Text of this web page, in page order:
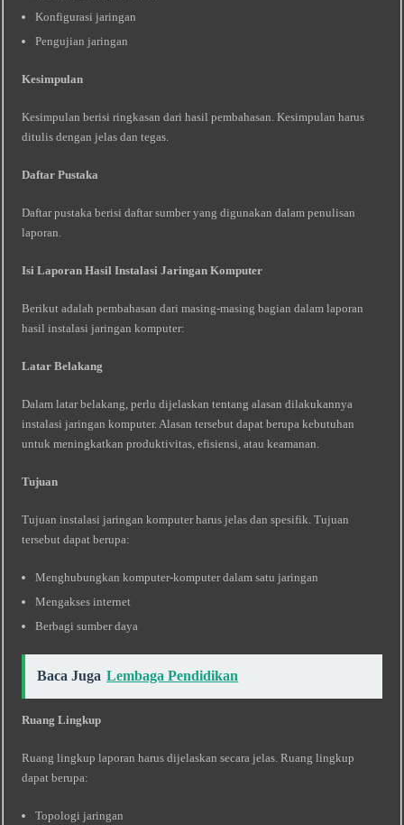
Konfigurasi jaringan
Pengujian jaringan
Kesimpulan
Kesimpulan berisi ringkasan dari hasil pembahasan. Kesimpulan harus
ditulis dengan jelas dan tegas.
Daftar Pustaka
Daftar pustaka berisi daftar sumber yang digunakan dalam penulisan
laporan.
Isi Laporan Hasil Instalasi Jaringan Komputer
Berikut adalah pembahasan dari masing-masing bagian dalam laporan
hasil instalasi jaringan komputer:
Latar Belakang
Dalam latar belakang, perlu dijelaskan tentang alasan dilakukannya
instalasi jaringan komputer. Alasan tersebut dapat berupa kebutuhan
untuk meningkatkan produktivitas, efisiensi, atau keamanan.
Tujuan
Tujuan instalasi jaringan komputer harus jelas dan spesifik. Tujuan
tersebut dapat berupa:
Menghubungkan komputer-komputer dalam satu jaringan
Mengakses internet
Berbagi sumber daya
Baca Juga Lembaga Pendidikan
Ruang Lingkup
Ruang lingkup laporan harus dijelaskan secara jelas. Ruang lingkup
dapat berupa:
Topologi jaringan